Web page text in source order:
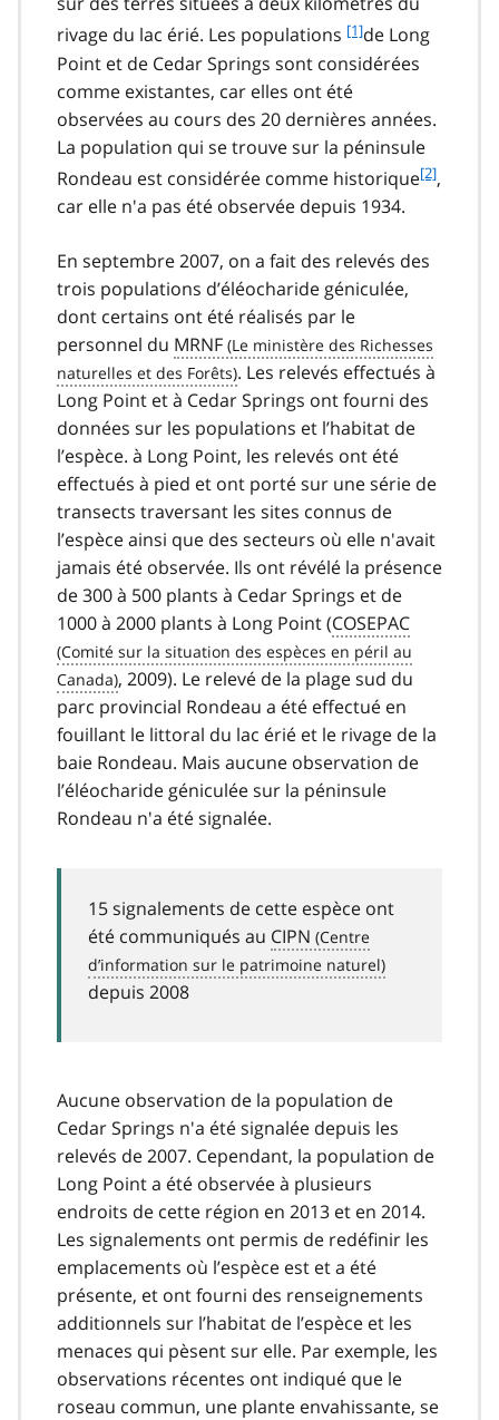
rivage du lac érié. Les populations f
o
t
n
o
t
e
1
[1]de Long
Point et de Cedar Springs sont considérées
comme existantes, car elles ont été
observées au cours des 20 dernières années.
La population qui se trouve sur la péninsule
Rondeau est considérée comme historiquef
n
2
[2],
car elle n'a pas été observée depuis 1934.
En septembre 2007, on a fait des relevés des
trois populations d’éléocharide géniculée,
dont certains ont été réalisés par le
personnel du MRNF
. Les relevés effectués à
Long Point et à Cedar Springs ont fourni des
données sur les populations et l’habitat de
l’espèce. à Long Point, les relevés ont été
effectués à pied et ont porté sur une série de
transects traversant les sites connus de
l’espèce ainsi que des secteurs où elle n'avait
jamais été observée. Ils ont révélé la présence
de 300 à 500 plants à Cedar Springs et de
1000 à 2000 plants à Long Point (COSEPAC
, 2009). Le relevé de la plage sud du
parc provincial Rondeau a été effectué en
fouillant le littoral du lac érié et le rivage de la
baie Rondeau. Mais aucune observation de
l’éléocharide géniculée sur la péninsule
Rondeau n'a été signalée.
15 signalements de cette espèce ont
été communiqués au CIPN
depuis 2008
Aucune observation de la population de
Cedar Springs n'a été signalée depuis les
relevés de 2007. Cependant, la population de
Long Point a été observée à plusieurs
endroits de cette région en 2013 et en 2014.
Les signalements ont permis de redéfinir les
emplacements où l’espèce est et a été
présente, et ont fourni des renseignements
additionnels sur l’habitat de l’espèce et les
menaces qui pèsent sur elle. Par exemple, les
observations récentes ont indiqué que le
roseau commun, une plante envahissante, se